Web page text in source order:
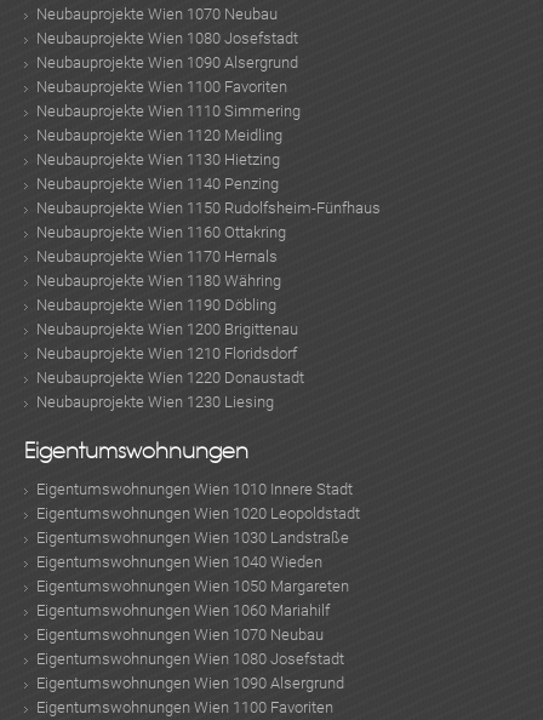
Neubauprojekte Wien 1070 Neubau
Neubauprojekte Wien 1080 Josefstadt
Neubauprojekte Wien 1090 Alsergrund
Neubauprojekte Wien 1100 Favoriten
Neubauprojekte Wien 1110 Simmering
Neubauprojekte Wien 1120 Meidling
Neubauprojekte Wien 1130 Hietzing
Neubauprojekte Wien 1140 Penzing
Neubauprojekte Wien 1150 Rudolfsheim-Fünfhaus
Neubauprojekte Wien 1160 Ottakring
Neubauprojekte Wien 1170 Hernals
Neubauprojekte Wien 1180 Währing
Neubauprojekte Wien 1190 Döbling
Neubauprojekte Wien 1200 Brigittenau
Neubauprojekte Wien 1210 Floridsdorf
Neubauprojekte Wien 1220 Donaustadt
Neubauprojekte Wien 1230 Liesing
Eigentumswohnungen
Eigentumswohnungen Wien 1010 Innere Stadt
Eigentumswohnungen Wien 1020 Leopoldstadt
Eigentumswohnungen Wien 1030 Landstraße
Eigentumswohnungen Wien 1040 Wieden
Eigentumswohnungen Wien 1050 Margareten
Eigentumswohnungen Wien 1060 Mariahilf
Eigentumswohnungen Wien 1070 Neubau
Eigentumswohnungen Wien 1080 Josefstadt
Eigentumswohnungen Wien 1090 Alsergrund
Eigentumswohnungen Wien 1100 Favoriten